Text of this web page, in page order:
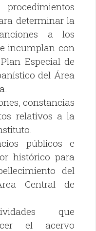
determinar la
a los
incumplan con
Especial de
del Área
constancias
relativos a la
públicos e
histórico para
del
Central de
que
el acervo